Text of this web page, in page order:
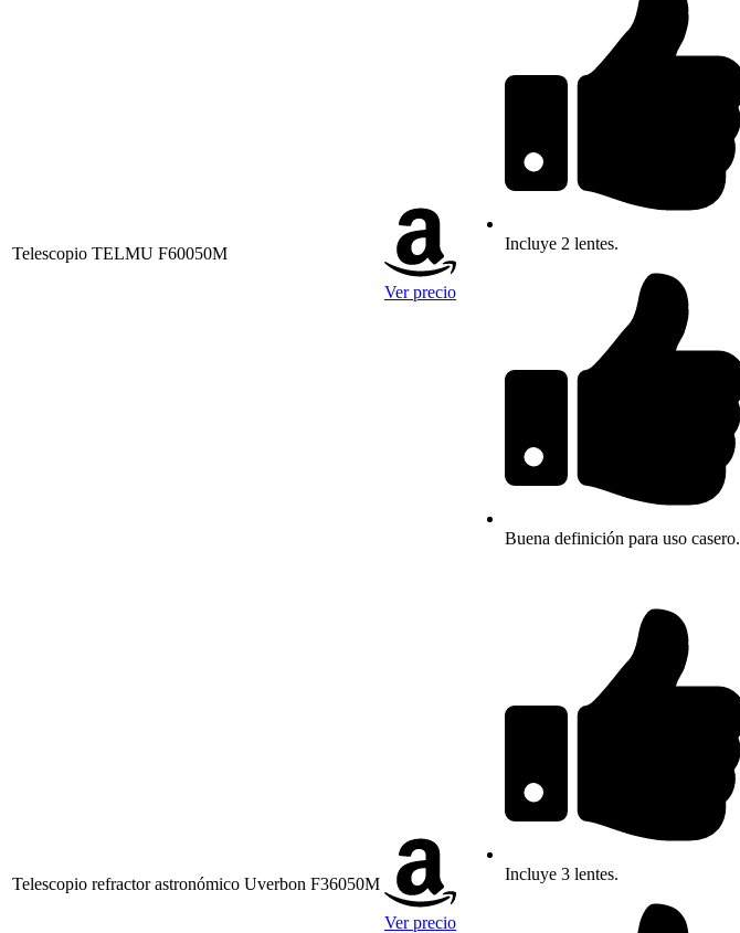
Telescopio TELMU F60050M
Ver precio
Incluye 2 lentes.
Buena definición para uso casero.
Telescopio refractor astronómico Uverbon F36050M
Ver precio
Incluye 3 lentes.